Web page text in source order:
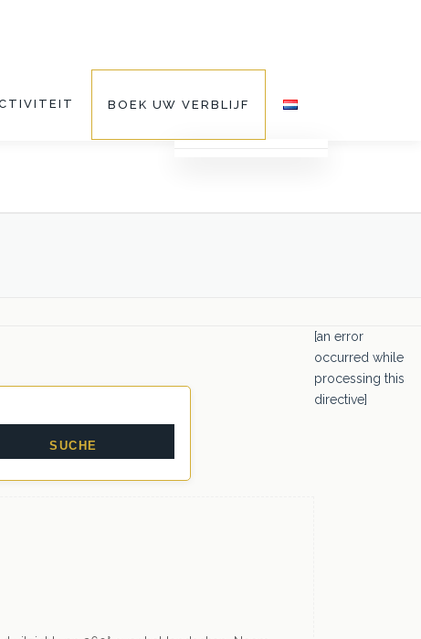
BOEK UW VERBLIJF
[an error
occurred while
processing this
directive]